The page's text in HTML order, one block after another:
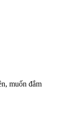
muốn đắm